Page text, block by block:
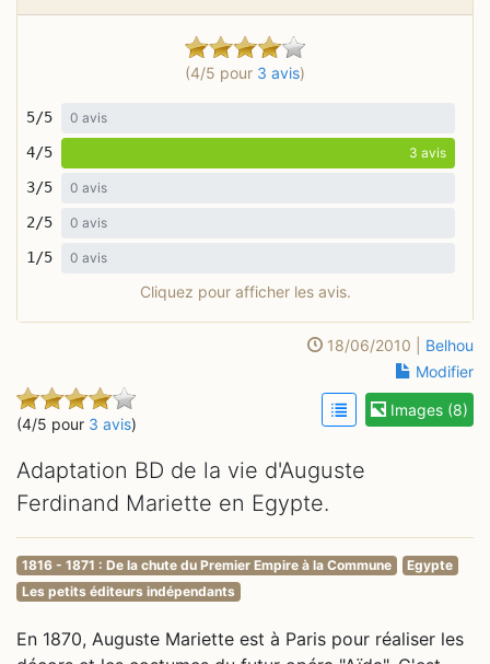
(4/5 pour 3 avis)
5/5 0 avis
4/5 3 avis
3/5 0 avis
2/5 0 avis
1/5 0 avis
Cliquez pour afficher les avis.
18/06/2010 | Belhou
Modifier
(4/5 pour 3 avis)
Images (8)
Adaptation BD de la vie d'Auguste
Ferdinand Mariette en Egypte.
1816 - 1871 : De la chute du Premier Empire à la Commune
Egypte
Les petits éditeurs indépendants
En 1870, Auguste Mariette est à Paris pour réaliser les